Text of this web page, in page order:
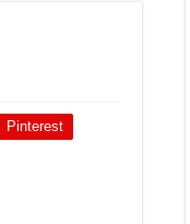
Pinterest